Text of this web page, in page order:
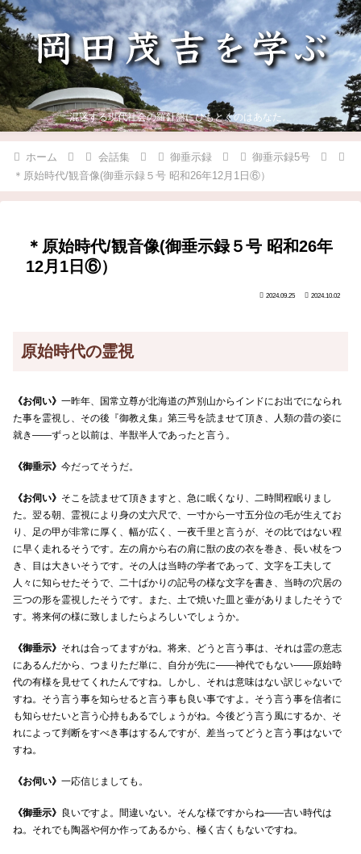
混迷する現代社会の羅針盤にひもとくのはあなた。
ホーム 会話集 御垂示録
御垂示録5号
＊原始時代/観音像(御垂示録５号 昭和26年12月1日⑥）
＊原始時代/観音像(御垂示録５号 昭和26年
12月1日⑥）
2024.09.25 2024.10.02
原始時代の霊視
《お伺い》 一昨年、国常立尊が北海道の芦別山からインドにお出でになられ
た事を霊視し、その後『御教え集』第三号を読ませて頂き、人類の昔の姿に
就き――ずっと以前は、半獣半人であったと言う。
《御垂示》 今だってそうだ。
《お伺い》 そこを読ませて頂きますと、急に眠くなり、二時間程眠りまし
た。翌る朝、霊視により身の丈六尺で、一寸から一寸五分位の毛が生えてお
り、足の甲が非常に厚く、幅が広く、一夜千里と言うが、その比ではない程
に早く走れるそうです。左の肩から右の肩に獣の皮の衣を巻き、長い杖をつ
き、目は大きいそうです。その人は当時の学者であって、文字を工夫して
人々に知らせたそうで、二十ばかりの記号の様な文字を書き、当時の穴居の
三つの形を霊視したそうです。また、土で焼いた皿と壷がありましたそうで
す。将来何の様に致しましたらよろしいでしょうか。
《御垂示》 それは合ってますがね。将来、どうと言う事は、それは霊の意志
にあるんだから、つまりただ単に、自分が先に――神代でもない――原始時
代の有様を見せてくれたんですね。しかし、それは意味はない訳じゃないで
すね。そう言う事を知らせると言う事も良い事ですよ。そう言う事を信者に
も知らせたいと言う心持もあるでしょうがね。今後どう言う風にするか、そ
れによって判断をすべき事はするんですが、差当ってどうと言う事はないで
すね。
《お伺い》 一応信じましても。
《御垂示》 良いですよ。間違いない。そんな様ですからね――古い時代は
ね。それでも陶器や何か作ってあるから、極く古くもないですね。